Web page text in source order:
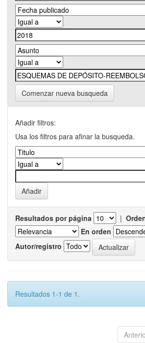
Comenzar nueva busqueda
Añadir filtros:
Usa los filtros para afinar la busqueda.
Resultados por página |
En orden
Autor/registro
Resultados 1-1 de 1.